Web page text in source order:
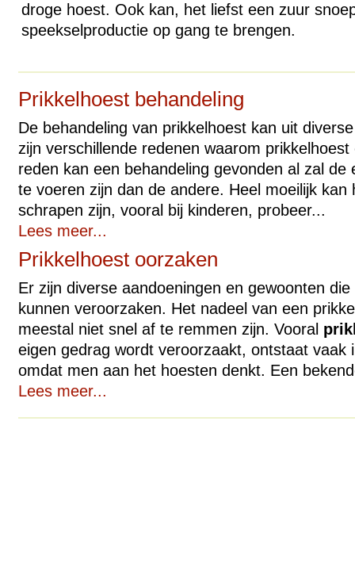
droge hoest. Ook kan, het liefst een zuur
speekselproductie op gang te brengen.
Prikkelhoest behandeling
De behandeling van prikkelhoest kan uit
zijn verschillende redenen waarom
reden kan een behandeling gevonden al zal de
te voeren zijn dan de andere. Heel moeilijk kan
schrapen zijn, vooral bij kinderen, probeer...
Lees meer...
Prikkelhoest oorzaken
Er zijn diverse aandoeningen en gewoonten
kunnen veroorzaken. Het nadeel van een
meestal niet snel af te remmen zijn. Vooral
eigen gedrag wordt veroorzaakt, ontstaat vaak
omdat men aan het hoesten denkt. Een
Lees meer...